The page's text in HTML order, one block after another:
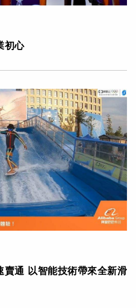
初心
賣通 以智能技術帶來全新滑